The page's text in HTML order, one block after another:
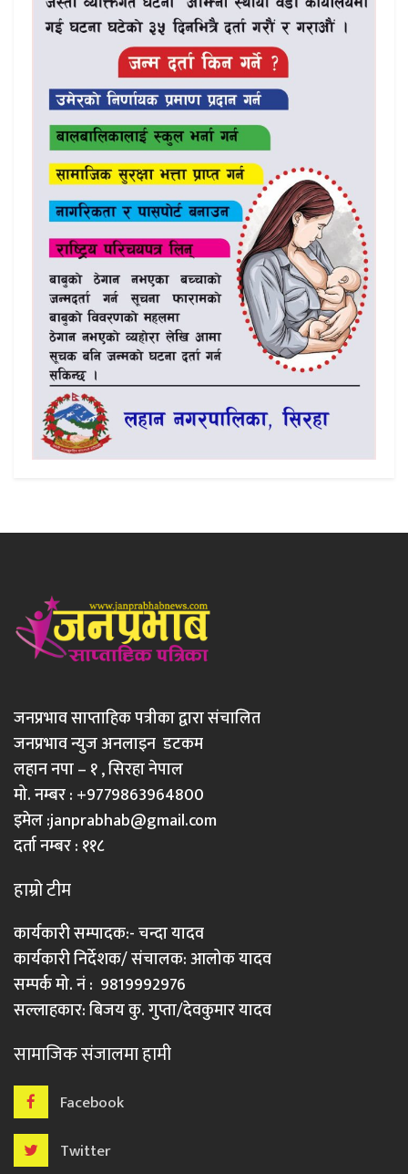
जनप्रभाव साप्ताहिक पत्रीका द्वारा संचालित
जनप्रभाव न्युज अनलाइन डटकम
लहान नपा – १ , सिरहा नेपाल
मो. नम्बर : +9779863964800
इमेल :janprabhab@gmail.com
दर्ता नम्बर : ११८
हाम्रो टीम
कार्यकारी सम्पादक:- चन्दा यादव
कार्यकारी निर्देशक/ संचालक: आलोक यादव
सम्पर्क मो. नं : 9819992976
सल्लाहकार: बिजय कु. गुप्ता/देवकुमार यादव
सामाजिक संजालमा हामी
Facebook
Twitter